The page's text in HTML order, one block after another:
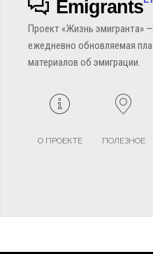
Emigrants
Проект «Жизнь эмигранта»
ежедневно обновляемая
материалов об эмиграции.
О ПРОЕКТЕ ПОЛЕЗНОЕ